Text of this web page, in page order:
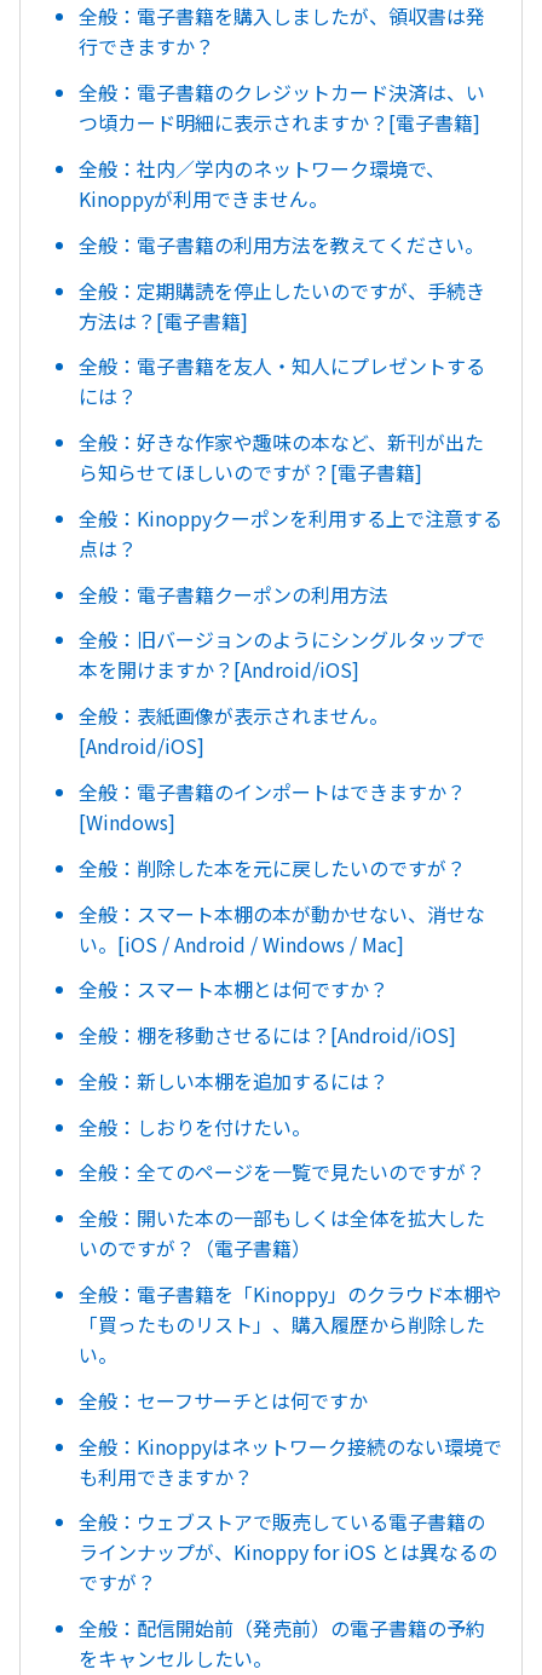
全般：電子書籍を購入しましたが、領収書は発
行できますか？
全般：電子書籍のクレジットカード決済は、い
つ頃カード明細に表示されますか？[電子書籍]
全般：社内／学内のネットワーク環境で、
Kinoppyが利用できません。
全般：電子書籍の利用方法を教えてください。
全般：定期購読を停止したいのですが、手続き
方法は？[電子書籍]
全般：電子書籍を友人・知人にプレゼントする
には？
全般：好きな作家や趣味の本など、新刊が出た
ら知らせてほしいのですが？[電子書籍]
全般：Kinoppyクーポンを利用する上で注意する
点は？
全般：電子書籍クーポンの利用方法
全般：旧バージョンのようにシングルタップで
本を開けますか？[Android/iOS]
全般：表紙画像が表示されません。
[Android/iOS]
全般：電子書籍のインポートはできますか？
[Windows]
全般：削除した本を元に戻したいのですが？
全般：スマート本棚の本が動かせない、消せな
い。[iOS / Android / Windows / Mac]
全般：スマート本棚とは何ですか？
全般：棚を移動させるには？[Android/iOS]
全般：新しい本棚を追加するには？
全般：しおりを付けたい。
全般：全てのページを一覧で見たいのですが？
全般：開いた本の一部もしくは全体を拡大した
いのですが？（電子書籍）
全般：電子書籍を「Kinoppy」のクラウド本棚や
「買ったものリスト」、購入履歴から削除した
い。
全般：セーフサーチとは何ですか
全般：Kinoppyはネットワーク接続のない環境で
も利用できますか？
全般：ウェブストアで販売している電子書籍の
ラインナップが、Kinoppy for iOS とは異なるの
ですが？
全般：配信開始前（発売前）の電子書籍の予約
をキャンセルしたい。